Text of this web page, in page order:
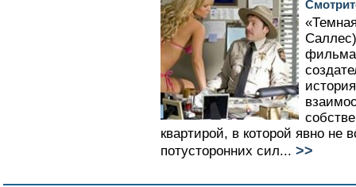
фильма
квартирой, в которой явно не
потусторонних сил... >>